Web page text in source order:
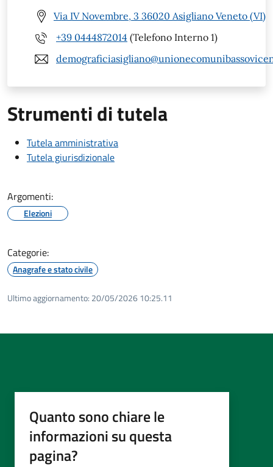
Via IV Novembre, 3 36020 Asigliano Veneto (VI)
+39 0444872014 (Telefono Interno 1)
Strumenti di tutela
Tutela amministrativa
Tutela giurisdizionale
Argomenti:
Elezioni
Categorie:
Anagrafe e stato civile
Ultimo aggiornamento: 20/05/2026 10:25.11
Quanto sono chiare le
informazioni su questa
pagina?